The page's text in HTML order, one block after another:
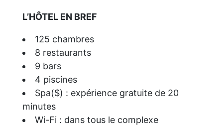
L’HÔTEL EN BREF
125 chambres
8 restaurants
9 bars
4 piscines
Spa($) : expérience gratuite de 20
minutes
Wi-Fi : dans tous le complexe